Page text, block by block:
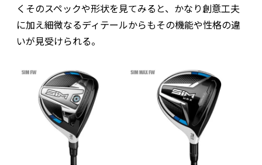
くそのスペックや形状を見てみると、かなり創意工夫
に加え細微なるディテールからもその機能や性格の違
いが見受けられる。